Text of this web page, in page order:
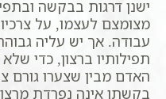
ישנן דרגות בבקשה
מצומצם לעצמו, על
עבודה. אך יש עליה
תפילותיו ברצון, כדי
האדם מבין שצערו גורם
בקשתו אינה נפרדת